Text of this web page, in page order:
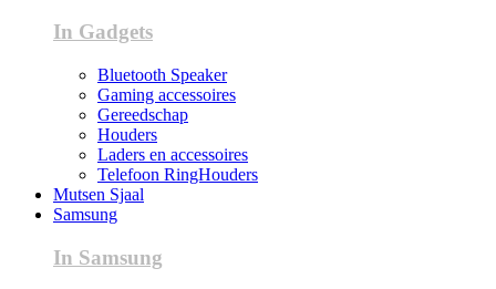
In Gadgets
Bluetooth Speaker
Gaming accessoires
Gereedschap
Houders
Laders en accessoires
Telefoon RingHouders
Mutsen Sjaal
Samsung
In Samsung